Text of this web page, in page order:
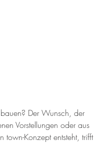
Der Wunsch, der
Vorstellungen oder aus
town-Konzept entsteht, trifft